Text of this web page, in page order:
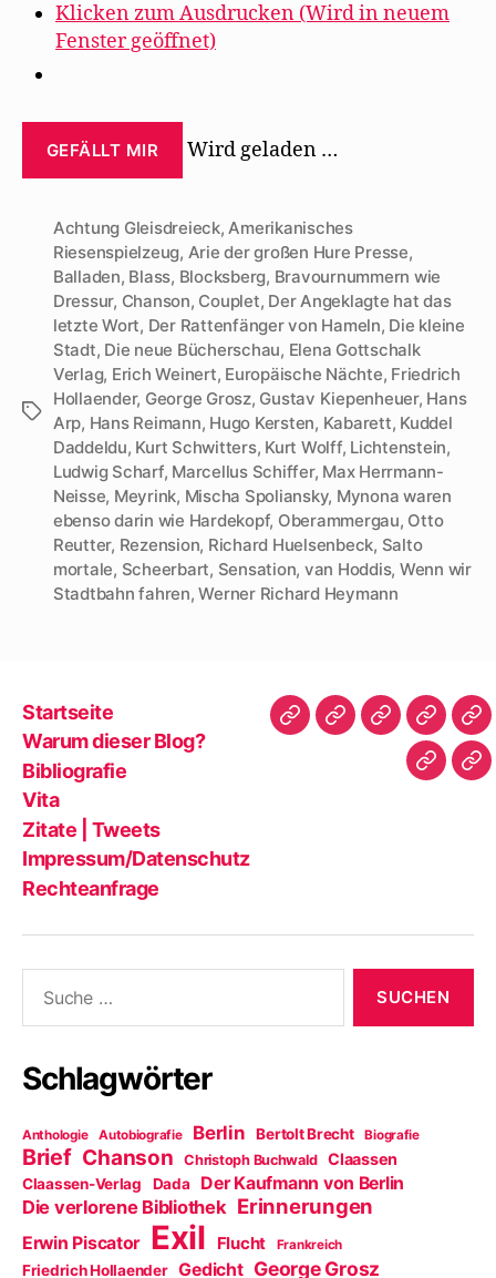
Klicken zum Ausdrucken (Wird in neuem
Fenster geöffnet)
GEFÄLLT MIR Wird geladen …
Schlagwörter
Achtung Gleisdreieck,Amerikanisches
Riesenspielzeug, Arie der großen Hure Presse,
Balladen, Blass, Blocksberg, Bravournummern wie
Dressur, Chanson, Couplet, Der Angeklagte hat das
letzte Wort, Der Rattenfänger von Hameln, Die kleine
Stadt, Die neue Bücherschau, Elena Gottschalk
Verlag, Erich Weinert, Europäische Nächte, Friedrich
Hollaender, George Grosz, Gustav Kiepenheuer, Hans
Arp, Hans Reimann, Hugo Kersten, Kabarett, Kuddel
Daddeldu, Kurt Schwitters, Kurt Wolff, Lichtenstein,
Ludwig Scharf, Marcellus Schiffer, Max Herrmann-
Neisse, Meyrink, Mischa Spoliansky, Mynona waren
ebenso darin wie Hardekopf, Oberammergau, Otto
Reutter, Rezension, Richard Huelsenbeck, Salto
mortale, Scheerbart, Sensation, van Hoddis, Wenn wir
Stadtbahn fahren,Werner Richard Heymann
Startseite
Warum dieser Blog?
Bibliografie
Vita
Zitate | Tweets
Impressum/Datenschutz
Rechteanfrage
Startseite
WarumBibliografie
Vita
|
nach:
Schlagwörter
Anthologie Autobiografie Berlin Bertolt Brecht Biografie
Brief Chanson Christoph Buchwald Claassen
Claassen-Verlag Dada Der Kaufmann von Berlin
Die verlorene Bibliothek Erinnerungen
Erwin Piscator Exil Flucht Frankreich
Friedrich Hollaender Gedicht George Grosz